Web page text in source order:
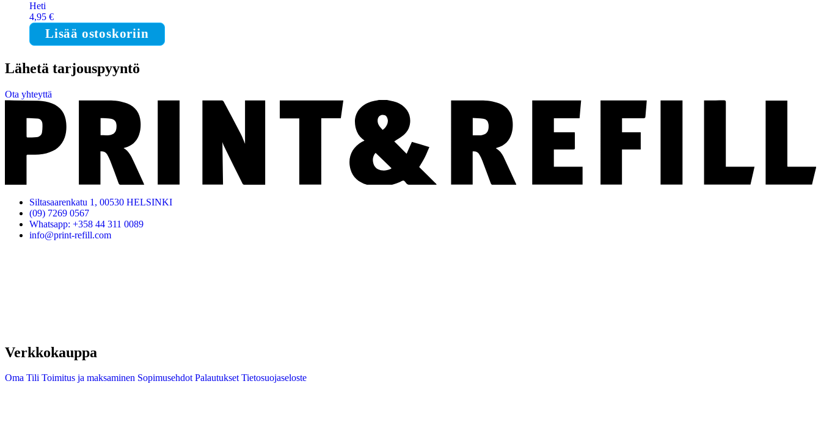
Heti
4,95 €
Lisää ostoskoriin
Lähetä tarjouspyyntö
Ota yhteyttä
Siltasaarenkatu 1, 00530 HELSINKI
(09) 7269 0567
Whatsapp: +358 44 311 0089
info@print-refill.com
Verkkokauppa
Oma Tili Toimitus ja maksaminen SopimusehdotPalautuksetTietosuojaseloste